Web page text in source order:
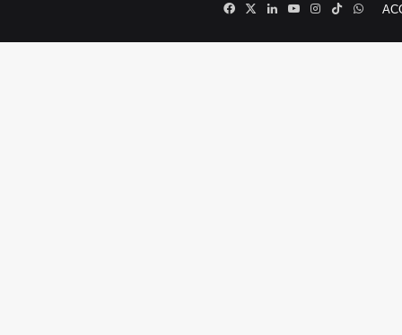
Facebook
X LinkedinYouTubeInstagram
TikTok